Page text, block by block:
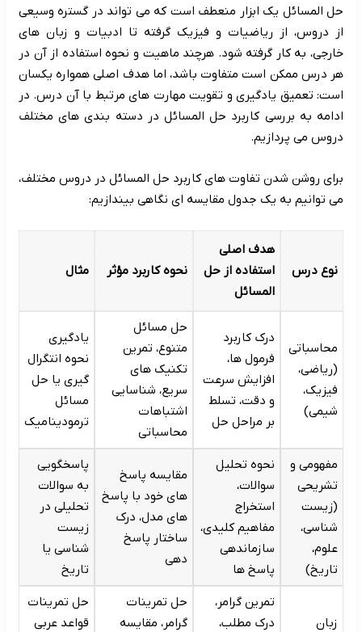
حل المسائل یک ابزار منعطف است که می تواند در گستره وسیعی
از دروس، از ریاضیات و فیزیک گرفته تا ادبیات و زبان های
خارجی، به کار گرفته شود. هرچند ماهیت و نحوه استفاده از آن در
هر درس ممکن است متفاوت باشد، اما هدف اصلی همواره یکسان
است: تعمیق یادگیری و تقویت مهارت های مرتبط با آن درس. در
ادامه به بررسی کاربرد حل المسائل در دسته بندی های مختلف
دروس می پردازیم.
برای روشن شدن تفاوت های کاربرد حل المسائل در دروس مختلف،
می توانیم به یک جدول مقایسه ای نگاهی بیندازیم:
نوع درس
هدف اصلی
استفاده از حل
المسائل
نحوه کاربرد مؤثر مثال
محاسباتی
(ریاضی،
فیزیک،
شیمی)
درک کاربرد
فرمول ها،
افزایش سرعت
و دقت، تسلط
بر مراحل حل
حل مسائل
متنوع، تمرین
تکنیک های
سریع، شناسایی
اشتباهات
محاسباتی
یادگیری
نحوه انتگرال
گیری یا حل
مسائل
ترمودینامیک
مفهومی و
تشریحی
(زیست
شناسی،
علوم،
تاریخ)
نحوه تحلیل
سوالات،
استخراج
مفاهیم کلیدی،
سازماندهی
پاسخ ها
مقایسه پاسخ
های خود با پاسخ
های مدل، درک
ساختار پاسخ
دهی
پاسخگویی
به سوالات
تحلیلی در
زیست
شناسی یا
تاریخ
زبان
تمرین گرامر،
درک مطلب،
حل تمرینات
گرامر، مقایسه
حل تمرینات
قواعد عربی